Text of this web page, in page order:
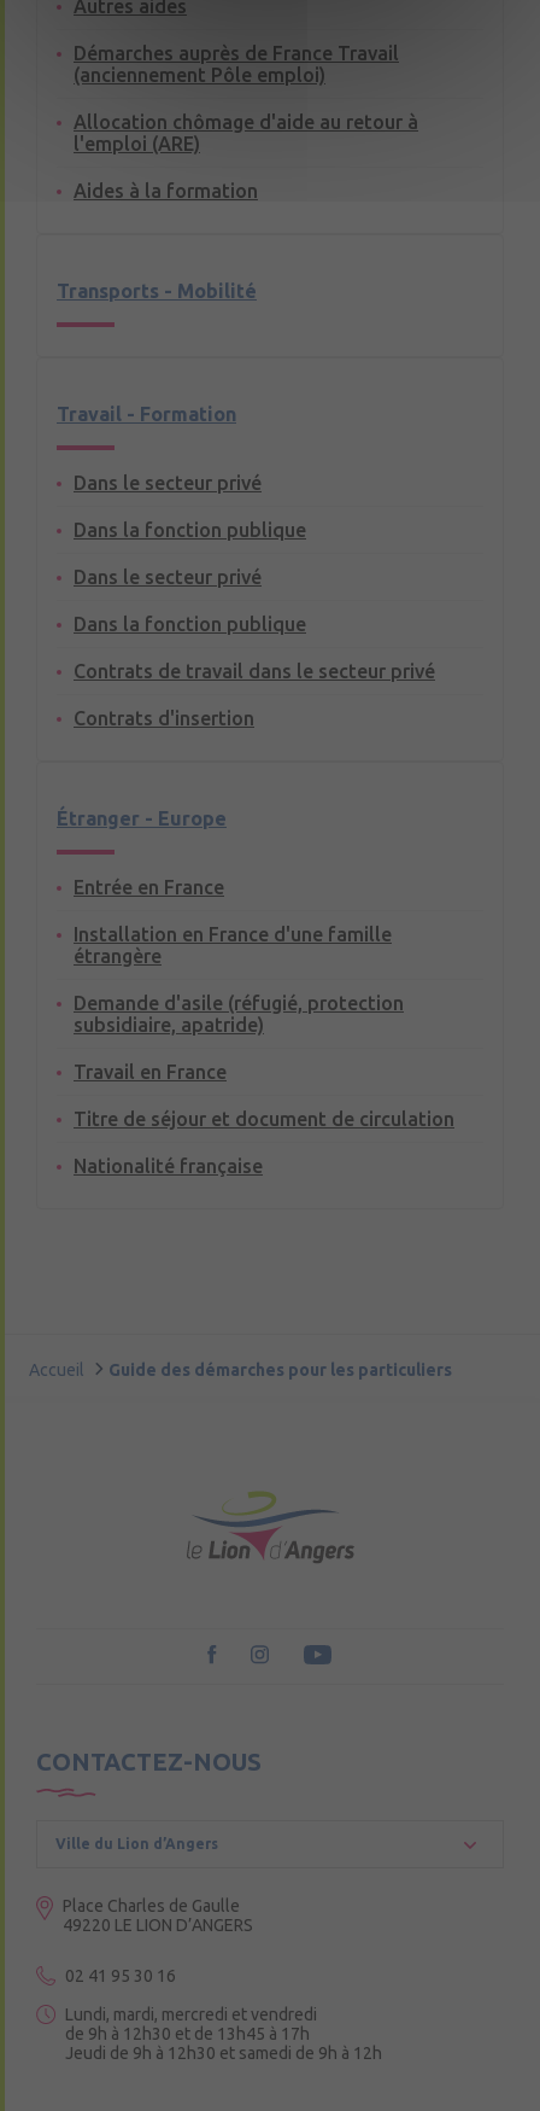
Autres aides
Démarches auprès de France Travail
(anciennement Pôle emploi)
Allocation chômage d'aide au retour à
l'emploi (ARE)
Aides à la formation
Transports - Mobilité
Travail - Formation
Dans le secteur privé
Dans la fonction publique
Dans le secteur privé
Dans la fonction publique
Contrats de travail dans le secteur privé
Contrats d'insertion
Étranger - Europe
Entrée en France
Installation en France d'une famille
étrangère
Demande d'asile (réfugié, protection
subsidiaire, apatride)
Travail en France
Titre de séjour et document de circulation
Nationalité française
Accueil Guide des démarches pour les particuliers
CONTACTEZ-NOUS
Ville du Lion d’Angers
Place Charles de Gaulle
49220 LE LION D’ANGERS
02 41 95 30 16
Lundi, mardi, mercredi et vendredi
de 9h à 12h30 et de 13h45 à 17h
Jeudi de 9h à 12h30 et samedi de 9h à 12h